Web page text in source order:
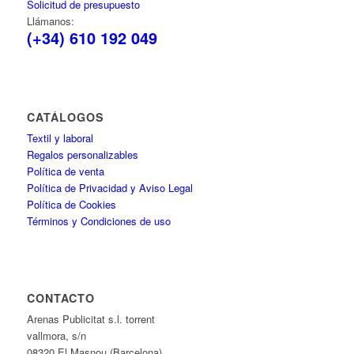
Solicitud de presupuesto
Llámanos:
(+34) 610 192 049
CATÁLOGOS
Textil y laboral
Regalos personalizables
Política de venta
Política de Privacidad y Aviso Legal
Política de Cookies
Términos y Condiciones de uso
CONTACTO
Arenas Publicitat s.l. torrent
vallmora, s/n